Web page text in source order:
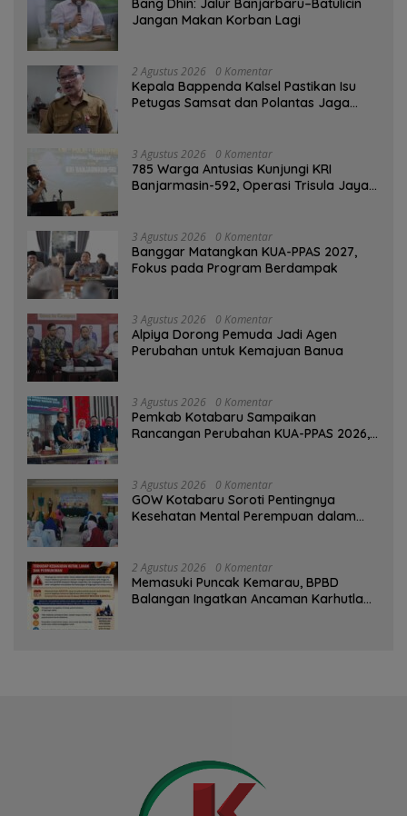
Bang Dhin: Jalur Banjarbaru–Batulicin
Jangan Makan Korban Lagi
2 Agustus 2026 0 Komentar
Kepala Bappenda Kalsel Pastikan Isu
Petugas Samsat dan Polantas Jaga
3 Agustus 2026 0 Komentar
785 Warga Antusias Kunjungi KRI
Banjarmasin-592, Operasi Trisula Jaya
3 Agustus 2026 0 Komentar
‎Banggar Matangkan KUA-PPAS 2027,
Fokus pada Program Berdampak
3 Agustus 2026 0 Komentar
‎Alpiya Dorong Pemuda Jadi Agen
Perubahan untuk Kemajuan Banua ‎
3 Agustus 2026 0 Komentar
Pemkab Kotabaru Sampaikan
Rancangan Perubahan KUA-PPAS 2026,
3 Agustus 2026 0 Komentar
GOW Kotabaru Soroti Pentingnya
Kesehatan Mental Perempuan dalam
2 Agustus 2026 0 Komentar
Memasuki Puncak Kemarau, BPBD
Balangan Ingatkan Ancaman Karhutla